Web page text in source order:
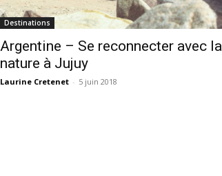
Destinations
Argentine – Se reconnecter avec la
nature à Jujuy
Laurine Cretenet - 5 juin 2018